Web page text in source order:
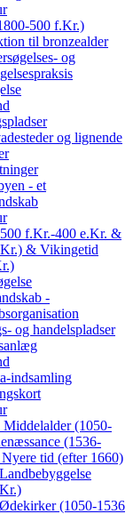
500 f.Kr.)
til bronzealder
og
og lignende
- et
f.Kr.-400 e.Kr. &
& Vikingetid
-
og handelspladser
indsamling
(1050-
(1536-
tid (efter 1660)
(1050-1536